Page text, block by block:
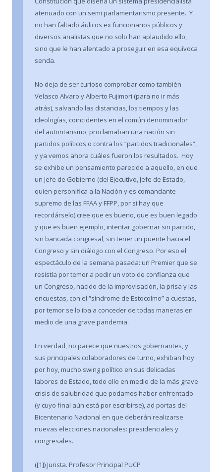
atenuado con un semi parlamentarismo presente. Y
no han faltado áulicos ex funcionarios públicos y
diversos analistas que no solo han aplaudido ello,
sino que le han alentado a proseguir en esa equívoca
senda.
No deja de ser curioso comprobar como también
Velasco Alvaro y Alberto Fujimori (para no ir más
atrás), salvando las distancias, los tiempos y las
ideologías, coincidentes en el común denominador
del autoritarismo, proclamaban una nación sin
partidos políticos o contra los “partidos tradicionales”,
y ya vemos ahora cuáles fueron los resultados. Hoy
se exhibe un pensamiento parecido a aquello, en que
un Jefe de Gobierno (del Ejecutivo, Jefe de Estado,
quien personifica a la Nación y es comandante
supremo de las FFAA y FFPP, por si hay que
recordárselo) cree que es bueno, que es buen legado
y que es buen ejemplo, intentar gobernar sin partido,
sin bancada congresal, sin tener un puente hacia el
Congreso y sin diálogo con el Congreso. Por eso el
espectáculo de la semana pasada: un Premier que se
resistía por temor a pedir un voto de confianza que
un Congreso, nacido de la improvisación, la prisa y las
encuestas, con el “síndrome de Estocolmo” a cuestas,
por temor se lo iba a conceder de todas maneras en
medio de una grave pandemia.
En verdad, no parece que nuestros gobernantes, y
sus principales colaboradores de turno, exhiban hoy
por hoy, mucho swing político en sus delicadas
labores de Estado, todo ello en medio de la más grave
crisis de salubridad que podamos haber enfrentado
(y cuyo final aún está por escribirse), ad portas del
Bicentenario Nacional en que deberán realizarse
nuevas elecciones nacionales: presidenciales y
congresales.
([1]) Jurista. Profesor Principal PUCP